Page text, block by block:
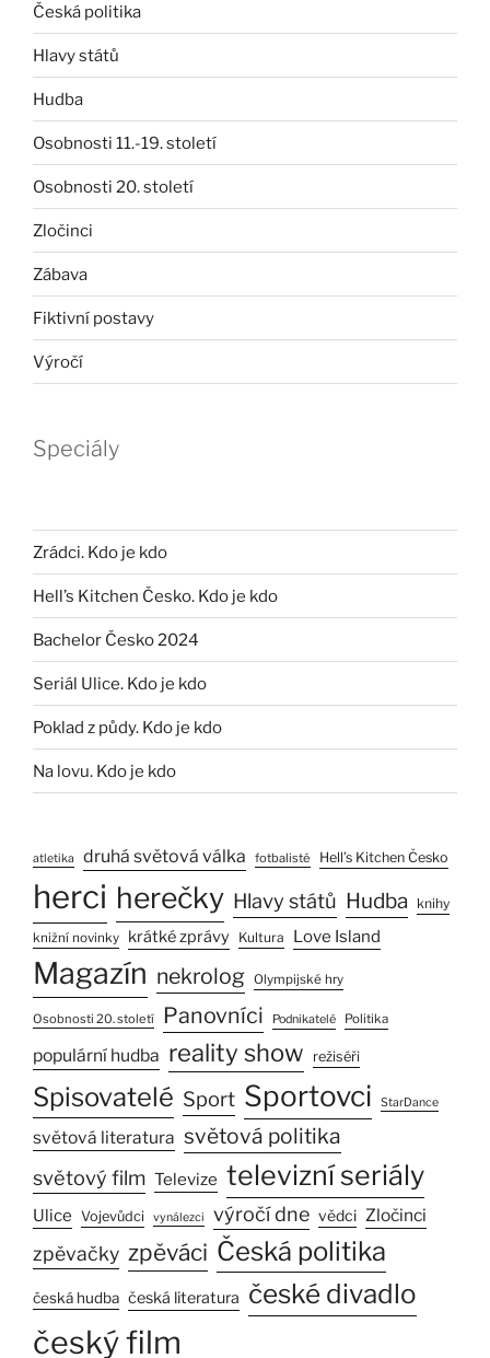
Česká politika
Hlavy států
Hudba
Osobnosti 11.-19. století
Osobnosti 20. století
Zločinci
Zábava
Fiktivní postavy
Výročí
Speciály
Zrádci. Kdo je kdo
Hell’s Kitchen Česko. Kdo je kdo
Bachelor Česko 2024
Seriál Ulice. Kdo je kdo
Poklad z půdy. Kdo je kdo
Na lovu. Kdo je kdo
atletika druhá světová válka fotbalisté Hell’s Kitchen Česko
herci herečky Hlavy států Hudba knihy
knižní novinky krátké zprávy Kultura Love Island
Magazín nekrolog Olympijské hry
Osobnosti 20. století Panovníci Podnikatelé Politika
populární hudba reality show režiséři
Spisovatelé Sport Sportovci StarDance
světová literatura světová politika
světový film Televize televizní seriály
Ulice Vojevůdci vynálezci výročí dne vědci Zločinci
zpěvačky zpěváci Česká politika
česká hudba česká literatura české divadlo
český film